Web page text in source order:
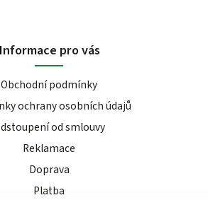
Informace pro vás
Obchodní podmínky
ochrany osobních údajů
od smlouvy
Reklamace
Doprava
Platba